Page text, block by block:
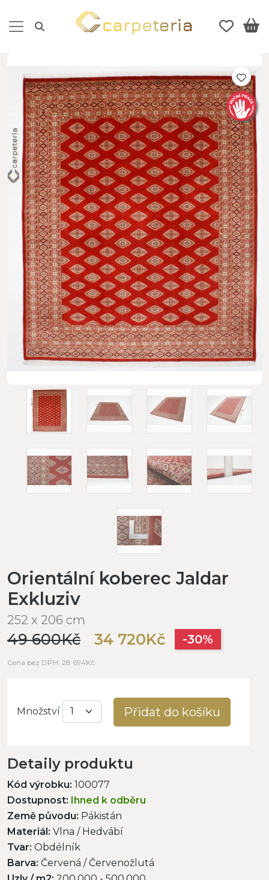
Orientální koberec Jaldar
Exkluziv
252 x 206 cm
49 600Kč 34 720Kč -30%
Cena bez DPH: 28 694Kč
Množství Přidat do košíku
Detaily produktu
Kód výrobku: 100077
Dostupnost: Ihned k odběru
Země původu: Pákistán
Materiál: Vlna / Hedvábí
Tvar: Obdélník
Barva: Červená / Červenožlutá